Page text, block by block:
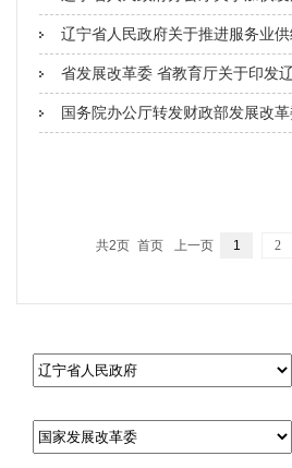
共2页 首页 上一页 1 2